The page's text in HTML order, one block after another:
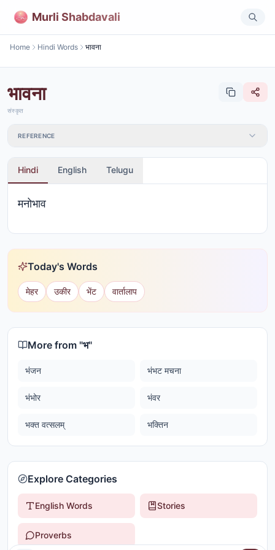
Murli Shabdavali
Home Hindi Words भावना
भावना
संस्कृत
REFERENCE
Hindi English Telugu
मनोभाव
Today's Words
मेहर उकीर भेंट वार्तालाप
More from "भ"
भंजन भंभट मचना
भंभोर भंवर
भक्त वत्सलम् भक्तिन
Explore Categories
English Words Stories
Proverbs